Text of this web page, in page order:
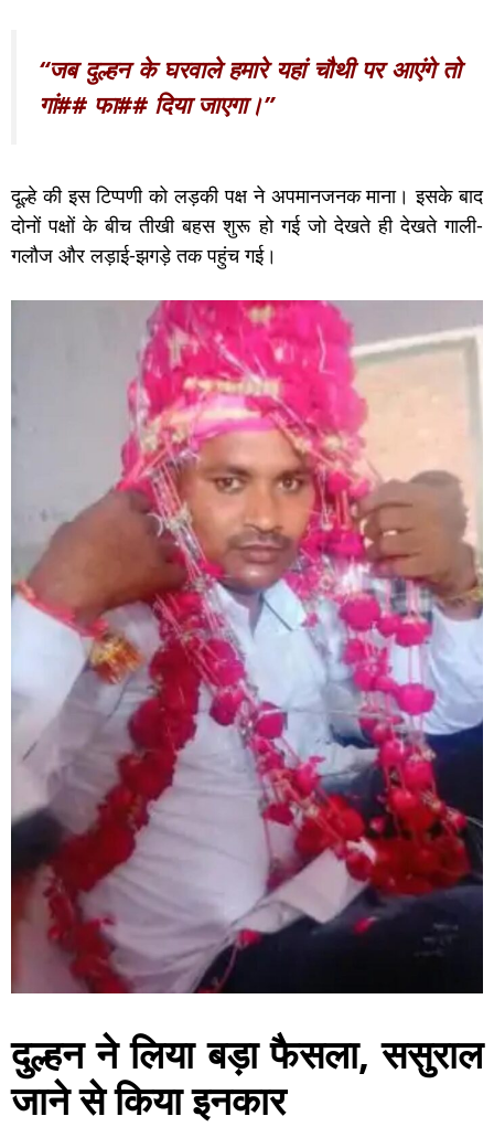
“जब दुल्हन के घरवाले हमारे यहां चौथी पर आएंगे तो
गां## फा## दिया जाएगा।”
दूल्हे की इस टिप्पणी को लड़की पक्ष ने अपमानजनक माना। इसके बाद
दोनों पक्षों के बीच तीखी बहस शुरू हो गई जो देखते ही देखते गाली-
गलौज और लड़ाई-झगड़े तक पहुंच गई।
दुल्हन ने लिया बड़ा फैसला, ससुराल
जाने से किया इनकार